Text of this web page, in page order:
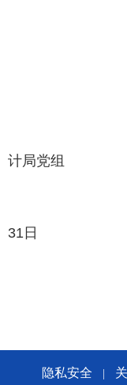
计局党组
31 日
隐私安全